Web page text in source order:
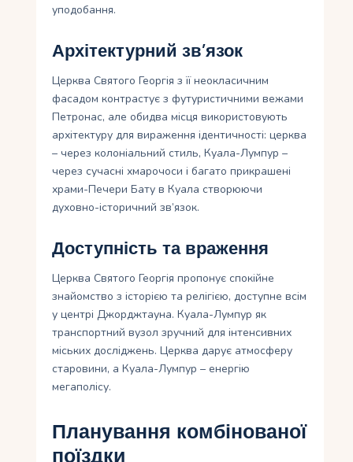
уподобання.
Архітектурний зв’язок
Церква Святого Георгія з її неокласичним
фасадом контрастує з футуристичними вежами
Петронас, але обидва місця використовують
архітектуру для вираження ідентичності: церква
– через колоніальний стиль, Куала-Лумпур –
через сучасні хмарочоси і багато прикрашені
храми-Печери Бату в Куала створюючи
духовно-історичний зв’язок.
Доступність та враження
Церква Святого Георгія пропонує спокійне
знайомство з історією та релігією, доступне всім
у центрі Джорджтауна. Куала-Лумпур як
транспортний вузол зручний для інтенсивних
міських досліджень. Церква дарує атмосферу
старовини, а Куала-Лумпур – енергію
мегаполісу.
Планування комбінованої
поїздки